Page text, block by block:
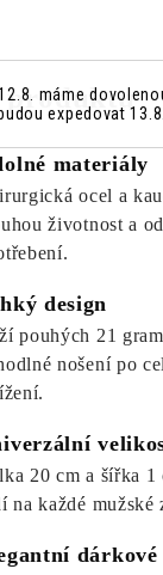
máme
expedovat
produktu
materiály
ocel a
životnost a
design
pouhých 21
nošení po
20 cm a šířka
na každé mužské